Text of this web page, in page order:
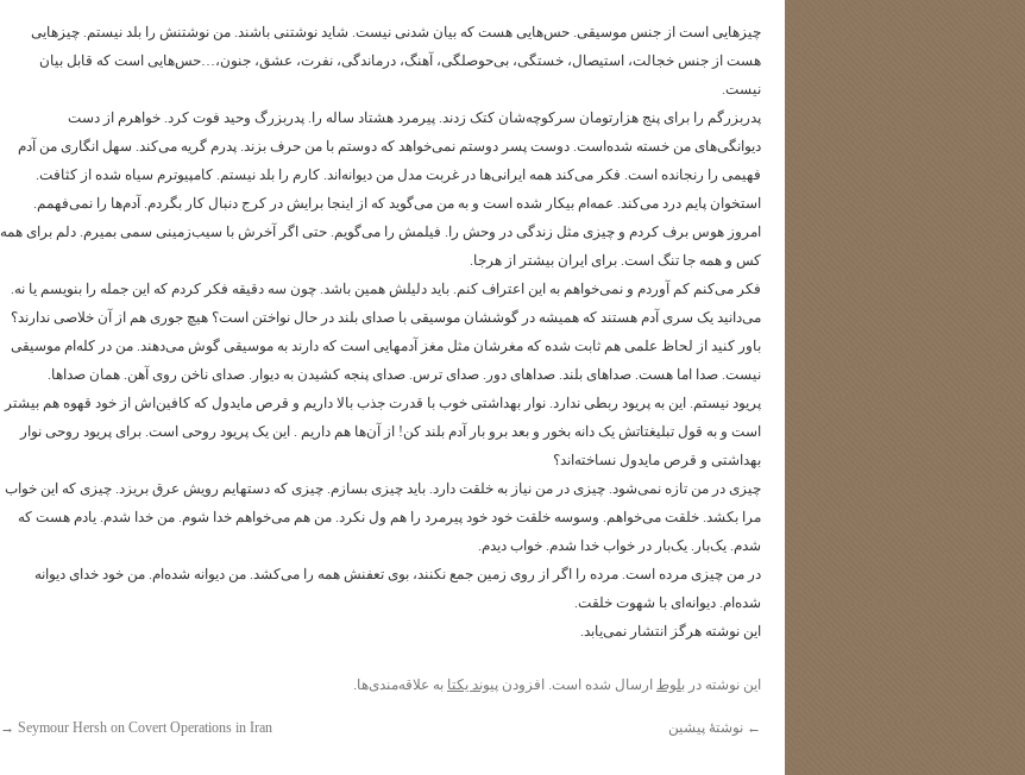
چیزهایی است از جنس موسیقی. حس‌هایی هست که بیان شدنی نیست. شاید نوشتنی باشند. من نوشتنش را بلد نیستم. چیزهایی
هست از جنس خجالت، استیصال، خستگی، بی‌حوصلگی، آهنگ، درماندگی،‌ نفرت، عشق، جنون،‌…حس‌هایی است که قابل بیان
نیست.
پدربزرگم را برای پنج هزارتومان سرکوچه‌شان کتک زدند. پیرمرد هشتاد ساله را. پدربزرگ وحید فوت کرد. خواهرم از دست
دیوانگی‌های من خسته شده‌است. دوست پسر دوستم نمی‌خواهد که دوستم با من حرف بزند. پدرم گریه می‌کند. سهل انگاری من آدم
فهیمی را رنجانده است. فکر می‌کند همه ایرانی‌ها در غربت مدل من دیوانه‌اند. کارم را بلد نیستم. کامپیوترم سیاه شده از کثافت.
استخوان پایم درد می‌کند. عمه‌ام بیکار شده است و به من می‌گوید که از اینجا برایش در کرج دنبال کار بگردم. آدم‌ها را نمی‌فهمم.
امروز هوس برف کردم و چیزی مثل زندگی در وحش را. فیلمش را می‌گویم. حتی اگر آخرش با سیب‌زمینی سمی بمیرم. دلم برای همه
کس و همه جا تنگ است. برای ایران بیشتر از هرجا.
فکر می‌کنم کم آوردم و نمی‌خواهم به این اعتراف کنم. باید دلیلش همین باشد. چون سه دقیقه فکر کردم که این جمله را بنویسم یا نه.
می‌دانید یک سری آدم هستند که همیشه در گوششان موسیقی با صدای بلند در حال نواختن است؟ هیچ جوری هم از آن خلاصی ندارند؟
باور کنید از لحاظ علمی هم ثابت شده که مغرشان مثل مغز آدمهایی است که دارند به موسیقی گوش می‌دهند. من در کله‌ام موسیقی
نیست. صدا اما هست. صداهای بلند. صداهای دور. صدای ترس. صدای پنجه کشیدن به دیوار. صدای ناخن روی آهن. همان صداها.
پریود نیستم. این‌ به پریود ربطی ندارد. نوار بهداشتی خوب با قدرت جذب بالا داریم و قرص مایدول که کافین‌اش از خود قهوه هم بیشتر
است و به قول تبلیغتاتش یک دانه بخور و بعد برو بار آدم بلند کن! از آن‌ها هم داریم . این یک پریود روحی است. برای پریود روحی نوار
بهداشتی و قرص مایدول نساخته‌اند؟
چیزی در من تازه نمی‌شود. چیزی در من نیاز به خلقت دارد. باید چیزی بسازم. چیزی که دستهایم رویش عرق بریزد. چیزی که این خواب
مرا بکشد. خلقت می‌خواهم. وسوسه خلقت خود خود پیرمرد را هم ول نکرد. من هم می‌خواهم خدا شوم. من خدا شدم. یادم هست که
شدم. یک‌بار. یک‌بار در خواب خدا شدم. خواب دیدم.
در من چیزی مرده است. مرده را اگر از روی زمین جمع نکنند،‌ بوی تعفنش همه را می‌کشد. من دیوانه شده‌ام. من خود خدای دیوانه
شده‌ام. دیوانه‌ای با شهوت خلقت.
این نوشته هرگز انتشار نمی‌یابد.
این نوشته در بلوط ارسال شده است. افزودن پیوند یکتا به علاقه‌مندی‌ها.
← نوشتهٔ پیشین Seymour Hersh on Covert Operations in Iran
→